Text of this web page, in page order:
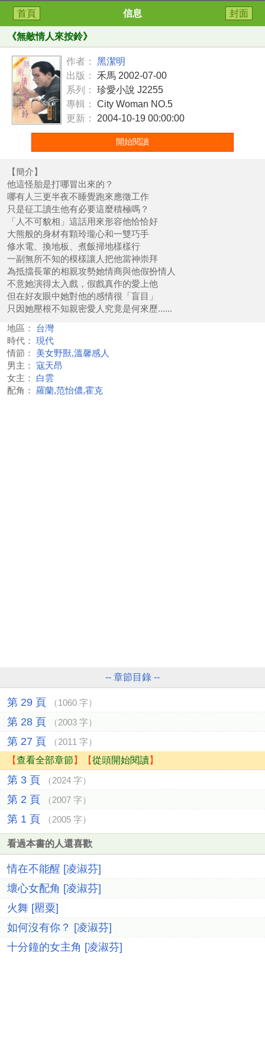
首頁 信息 封面
《無敵情人來按鈴》
作者：
黑潔明
出版：
禾馬 2002-07-00
系列：
珍愛小說 J2255
專輯：
City Woman NO.5
更新：
2004-10-19 00:00:00
開始閱讀
【簡介】
他這怪胎是打哪冒出來的？
哪有人三更半夜不睡覺跑來應徵工作
只是征工讀生他有必要這麼積極嗎？
「人不可貌相」這話用來形容他恰恰好
大熊般的身材有顆玲瓏心和一雙巧手
修水電、換地板、煮飯掃地樣樣行
一副無所不知的模樣讓人把他當神崇拜
為抵擋長輩的相親攻勢她情商與他假扮情人
不意她演得太入戲，假戲真作的愛上他
但在好友眼中她對他的感情很「盲目」
只因她壓根不知親密愛人究竟是何來歷......
地區：
台灣
時代：
現代
情節：
美女野獸,溫馨感人
男主：
寇天昂
女主：
白雲
配角：
羅蘭,范怡儂,霍克
-- 章節目錄 --
第 29 頁 （1060 字）
第 28 頁 （2003 字）
第 27 頁 （2011 字）
【查看全部章節 】【從頭開始閱讀】
第 3 頁 （2024 字）
第 2 頁 （2007 字）
第 1 頁 （2005 字）
看過本書的人還喜歡
情在不能醒 [凌淑芬]
壞心女配角 [凌淑芬]
火舞 [罌粟]
如何沒有你？ [凌淑芬]
十分鐘的女主角 [凌淑芬]